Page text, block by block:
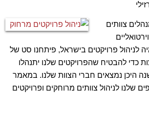
צוותים
לניהול פרויקטים בישראל, פיתחנו סט של
כדי להבטיח שהפרויקטים שלנו יתנהלו
היכן נמצאים חברי הצוות שלנו. במאמר
שלנו לניהול צוותים מרוחקים ופרויקטים